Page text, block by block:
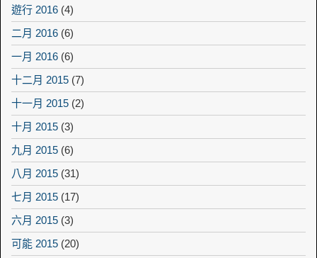
遊行 2016 (4)
二月 2016 (6)
一月 2016 (6)
十二月 2015 (7)
十一月 2015 (2)
十月 2015 (3)
九月 2015 (6)
八月 2015 (31)
七月 2015 (17)
六月 2015 (3)
可能 2015 (20)